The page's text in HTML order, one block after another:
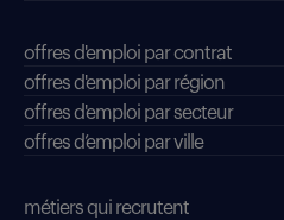
offres d'emploi par contrat
offres d'emploi par région
offres d'emploi par secteur
offres d’emploi par ville
métiers qui recrutent